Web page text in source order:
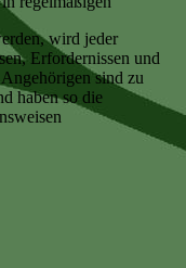
wird jeder
Erfordernissen und
sind zu
haben so die